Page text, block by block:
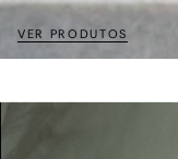
VER PRODUTOS